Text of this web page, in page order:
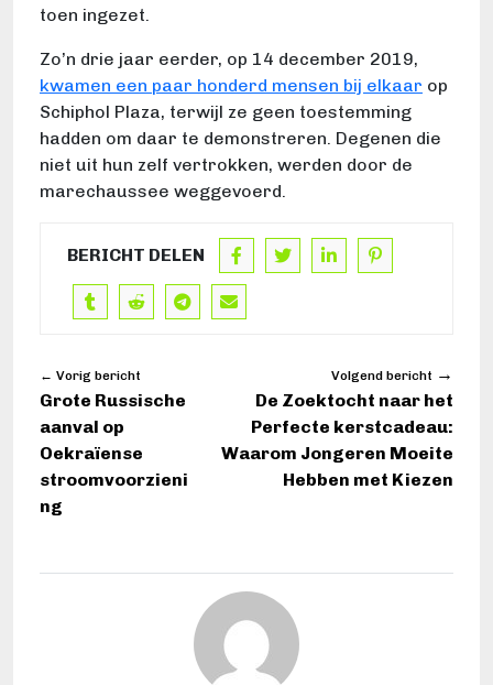
toen ingezet.
Zo’n drie jaar eerder, op 14 december 2019,
kwamen een paar honderd mensen bij elkaar op
Schiphol Plaza, terwijl ze geen toestemming
hadden om daar te demonstreren. Degenen die
niet uit hun zelf vertrokken, werden door de
marechaussee weggevoerd.
BERICHT DELEN
← Vorig bericht
Grote Russische
aanval op
Oekraïense
stroomvoorzieni
ng
Volgend bericht →
De Zoektocht naar het
Perfecte kerstcadeau:
Waarom Jongeren Moeite
Hebben met Kiezen